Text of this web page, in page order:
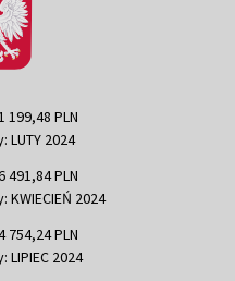
199,48 PLN
LUTY 2024
491,84 PLN
2024
754,24 PLN
2024